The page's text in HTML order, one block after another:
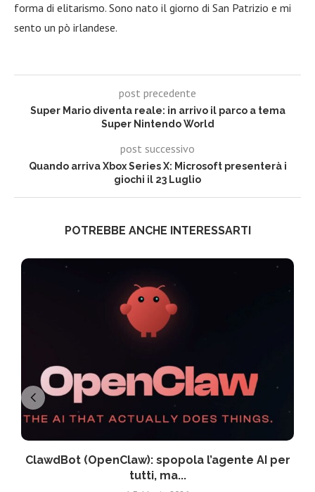
forma di elitarismo. Sono nato il giorno di San Patrizio e mi
sento un pò irlandese.
post precedente
Super Mario diventa reale: in arrivo il parco a tema
Super Nintendo World
post successivo
Quando arriva Xbox Series X: Microsoft presenterà i
giochi il 23 Luglio
POTREBBE ANCHE INTERESSARTI
ClawdBot (OpenClaw): spopola l’agente AI per
tutti, ma...